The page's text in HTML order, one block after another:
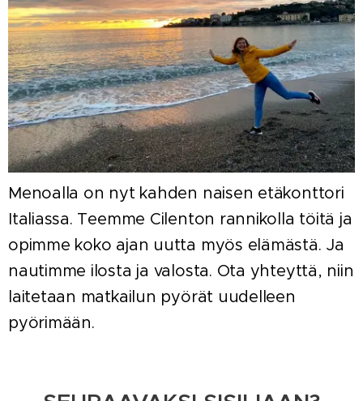
Menoalla on nyt kahden naisen etäkonttori
Italiassa. Teemme Cilenton rannikolla töitä ja
opimme koko ajan uutta myös elämästä. Ja
nautimme ilosta ja valosta. Ota yhteyttä, niin
laitetaan matkailun pyörät uudelleen
pyörimään.